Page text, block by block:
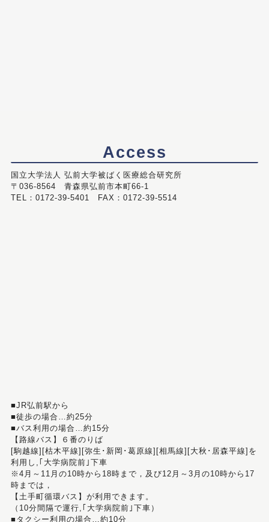
Access
国立大学法人 弘前大学被ばく医療総合研究所
〒036-8564 青森県弘前市本町66-1
TEL：0172-39-5401 FAX：0172-39-5514
■JR弘前駅から
■徒歩の場合…約25分
■バス利用の場合…約15分
【路線バス】６番のりば
[駒越線][枯木平線][弥生･新岡･葛原線][相馬線][大秋･居森平線]を
利用し,｢大学病院前｣下車
※4月～11月の10時から18時まで，及び12月～3月の10時から17
時までは，
【土手町循環バス】が利用できます。
（10分間隔で運行,｢大学病院前｣下車）
■タクシー利用の場合…約10分